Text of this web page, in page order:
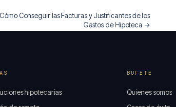
Cómo Conseguir las Facturas y Justificantes de los
Gastos de Hipoteca →
hipotecarias
BUFETE
Quienes somos